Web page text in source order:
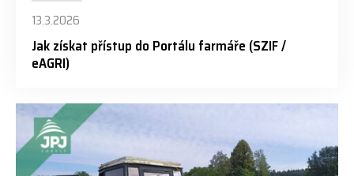
13.3.2026
Jak získat přístup do Portálu farmáře (SZIF /
eAGRI)